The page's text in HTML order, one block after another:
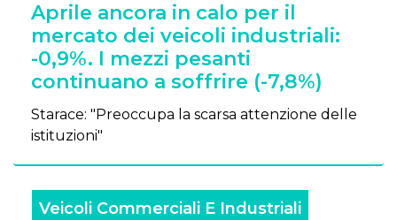
Aprile ancora in calo per il
mercato dei veicoli industriali:
-0,9%. I mezzi pesanti
continuano a soffrire (-7,8%)
Starace: "Preoccupa la scarsa attenzione delle
istituzioni"
Veicoli Commerciali E Industriali